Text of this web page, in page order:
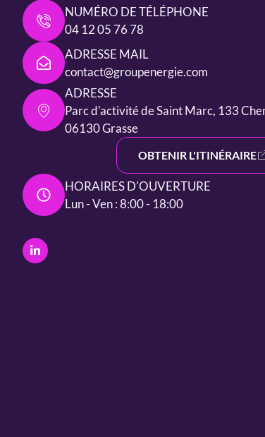
NUMÉRO DE TÉLÉPHONE
04 12 05 76 78
ADRESSE MAIL
contact@groupenergie.com
ADRESSE
Parc d'activité de Saint Marc, 133
06130 Grasse
OBTENIR L'ITINÉRAIRE
HORAIRES D'OUVERTURE
Lun - Ven : 8:00 - 18:00